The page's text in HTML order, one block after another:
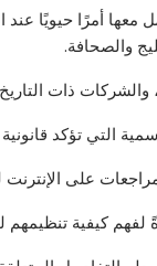
معها أمرًا حيويًا
والصحافة.
ذات
التي تؤكد
على
كيفية تنظيمهم